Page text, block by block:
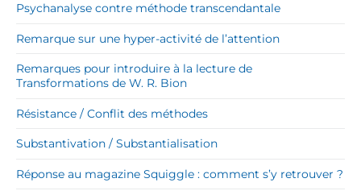
Psychanalyse contre méthode transcendantale
Remarque sur une hyper-activité de l’attention
Remarques pour introduire à la lecture de
Transformations de W. R. Bion
Résistance / Conflit des méthodes
Substantivation / Substantialisation
Réponse au magazine Squiggle : comment s’y retrouver ?